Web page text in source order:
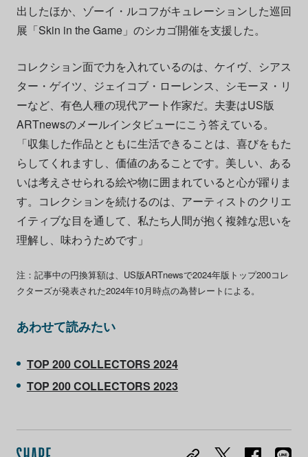
出したほか、ゾーイ・ルコフがキュレーションした巡回
展「Skin in the Game」のシカゴ開催を支援した。
コレクション面で力を入れているのは、ケイヴ、シアス
ター・ゲイツ、ジェイコブ・ローレンス、シモーヌ・リ
ーなど、有色人種の現代アート作家だ。夫妻はUS版
ARTnewsのメールインタビューにこう答えている。
「収集した作品とともに生活できることは、喜びをもた
らしてくれますし、価値のあることです。美しい、ある
いは考えさせられる絵や物に囲まれていると心が躍りま
す。コレクションを続けるのは、アーティストのクリエ
イティブな目を通して、私たち人間が抱く複雑な思いを
理解し、味わうためです」
注：記事中の円換算額は、US版ARTnewsで2024年版トップ200コレ
クターズが発表された2024年10月時点の為替レートによる。
あわせて読みたい
TOP 200 COLLECTORS 2024
TOP 200 COLLECTORS 2023